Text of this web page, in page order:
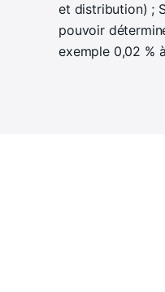
et distribution) ;
pouvoir
exemple 0,02 %